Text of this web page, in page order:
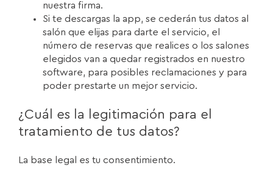
nuestra firma.
Si te descargas la app, se cederán tus datos al
salón que elijas para darte el servicio, el
número de reservas que realices o los salones
elegidos van a quedar registrados en nuestro
software, para posibles reclamaciones y para
poder prestarte un mejor servicio.
¿Cuál es la legitimación para el
tratamiento de tus datos?
La base legal es tu consentimiento.